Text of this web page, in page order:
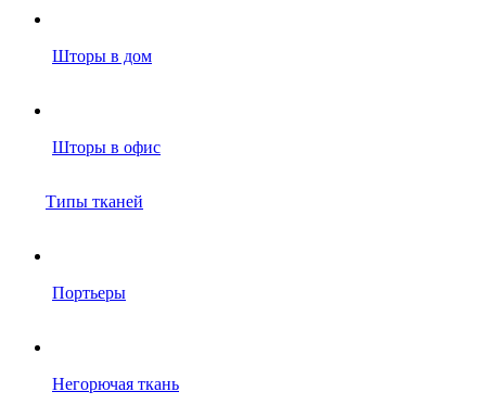
Шторы в дом
Шторы в офис
Типы тканей
Портьеры
Негорючая ткань